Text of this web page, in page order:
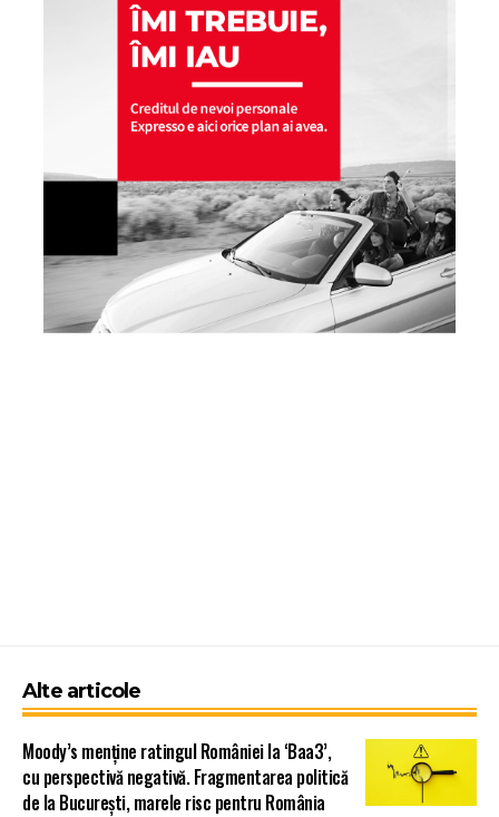
Alte articole
Moody’s menține ratingul României la ‘Baa3’,
cu perspectivă negativă. Fragmentarea politică
de la București, marele risc pentru România